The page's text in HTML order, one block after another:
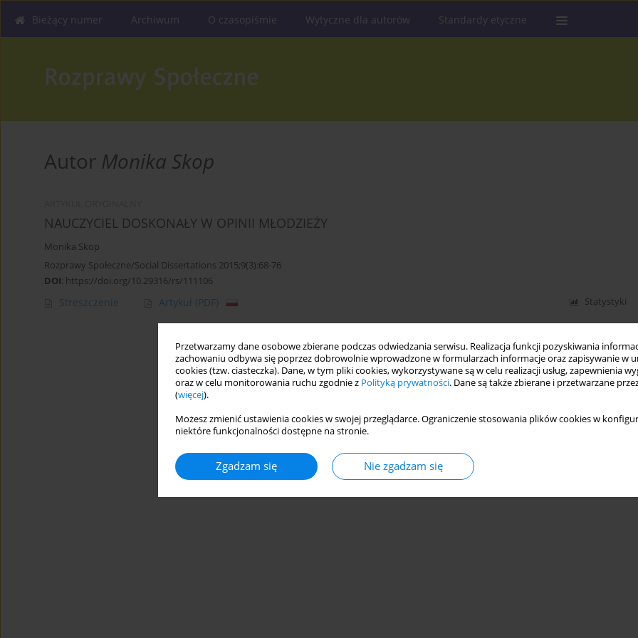
Przetwarzamy dane osobowe zbierane podczas odwiedzania serwisu. Realizacja funkcji pozyskiwania
zachowaniu odbywa się poprzez dobrowolnie wprowadzone w formularzach informacje oraz zapisywanie w
cookies (tzw. ciasteczka). Dane, w tym pliki cookies, wykorzystywane są w celu realizacji usług, zapewnienia
oraz w celu monitorowania ruchu zgodnie z Polityką prywatności. Dane są także zbierane i przetwarzane
(więcej).
Możesz zmienić ustawienia cookies w swojej przeglądarce. Ograniczenie stosowania plików cookies w
niektóre funkcjonalności dostępne na stronie.
Zgadzam się Nie zgadzam się
Bieżący numer Archiwum O czasopiśmie Wytyczne dla autorów Standardy etyczne
Autor Monika Skop
NAUCZYCIEL DOSKONAŁY W OPINII MŁODZIEŻY
Monika Skop
Rozprawy Społeczne/Social Dissertations 2015;9(3):68-76
DOI: https://doi.org/10.29316/rs/111106
Streszczenie Artykuł (PDF) Statystyki